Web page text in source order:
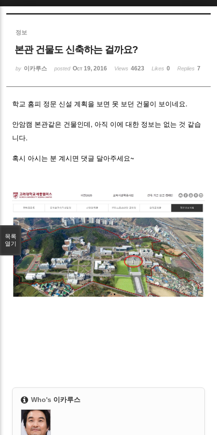
정보
본관 건물도 신축하는 걸까요?
by 이카루스 posted Oct 19, 2016 Views 4623 Likes 0 Replies 7
학교 홈피 정문 신설 계획을 보면 못 보던 건물이 보이네요.
안암캠 본관같은 건물인데, 아직 이에 대한 정보는 없는 것 같습
니다.
혹시 아시는 분 계시면 댓글 달아주세요~
Who's 이카루스
목록
열기
Sketchbook5, 스케치북5
Sketchbook5, 스케치북5